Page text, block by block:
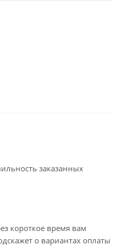
заказанных
короткое время вам
о вариантах оплаты